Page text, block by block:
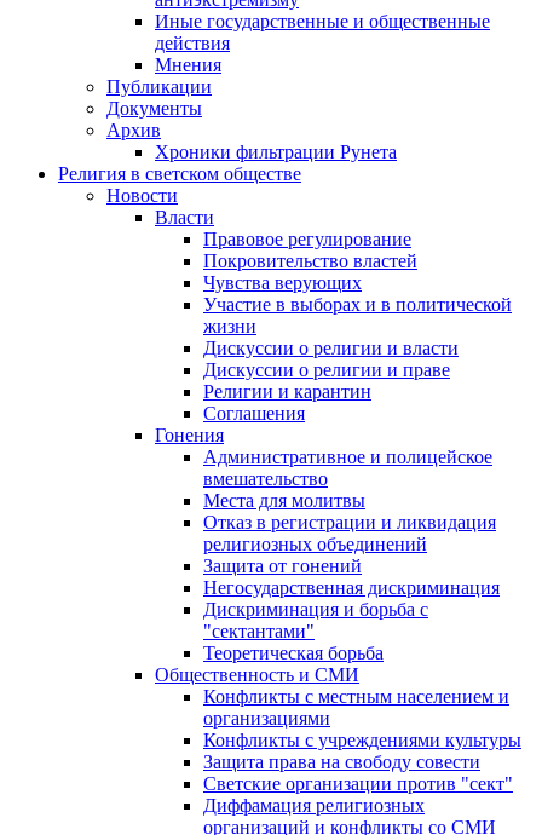
Иные государственные и общественные
действия
Мнения
Публикации
Документы
Архив
Хроники фильтрации Рунета
Религия в светском обществе
Новости
Власти
Правовое регулирование
Покровительство властей
Чувства верующих
Участие в выборах и в политической
жизни
Дискуссии о религии и власти
Дискуссии о религии и праве
Религии и карантин
Соглашения
Гонения
Административное и полицейское
вмешательство
Места для молитвы
Отказ в регистрации и ликвидация
религиозных объединений
Защита от гонений
Негосударственная дискриминация
Дискриминация и борьба с
"сектантами"
Теоретическая борьба
Общественность и СМИ
Конфликты с местным населением и
организациями
Конфликты с учреждениями культуры
Защита права на свободу совести
Светские организации против "сект"
Диффамация религиозных
организаций и конфликты со СМИ